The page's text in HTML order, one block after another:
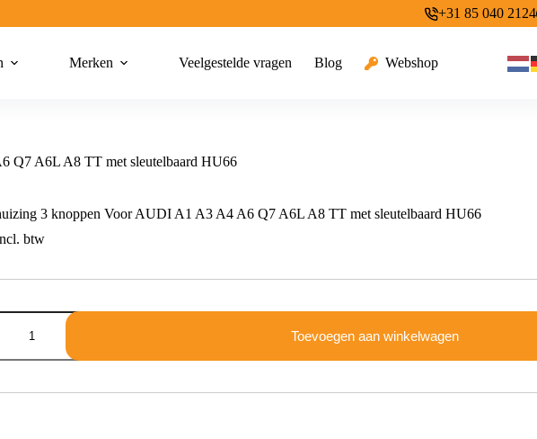
+31 85 040 2124
Merken Veelgestelde vragen Blog Webshop
Q7 A6L A8 TT met sleutelbaard HU66
3 knoppen Voor AUDI A1 A3 A4 A6 Q7 A6L A8 TT met sleutelbaard HU66
btw
Toevoegen aan winkelwagen